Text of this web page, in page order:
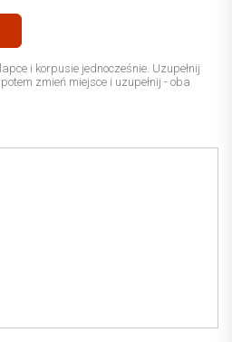
i korpusie jednocześnie. Uzupełnij
zmień miejsce i uzupełnij - oba